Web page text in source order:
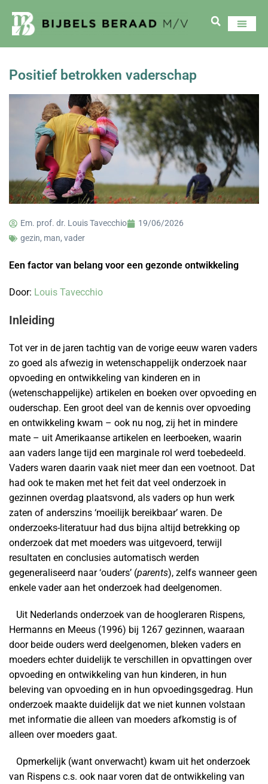
Positief betrokken vaderschap
Em. prof. dr. Louis Tavecchio
19/06/2026
gezin, man, vader
Een factor van belang voor een gezonde ontwikkeling
Door: Louis Tavecchio
Inleiding
Tot ver in de jaren tachtig van de vorige eeuw waren vaders
zo goed als afwezig in wetenschappelijk onderzoek naar
opvoeding en ontwikkeling van kinderen en in
(wetenschappelijke) artikelen en boeken over opvoeding en
ouderschap. Een groot deel van de kennis over opvoeding
en ontwikkeling kwam – ook nu nog, zij het in mindere
mate – uit Amerikaanse artikelen en leerboeken, waarin
aan vaders lange tijd een marginale rol werd toebedeeld.
Vaders waren daarin vaak niet meer dan een voetnoot. Dat
had ook te maken met het feit dat veel onderzoek in
gezinnen overdag plaatsvond, als vaders op hun werk
zaten of anderszins ‘moeilijk bereikbaar’ waren. De
onderzoeks-literatuur had dus bijna altijd betrekking op
onderzoek dat met moeders was uitgevoerd, terwijl
resultaten en conclusies automatisch werden
gegeneraliseerd naar ‘ouders’ (parents), zelfs wanneer geen
enkele vader aan het onderzoek had deelgenomen.
Uit Nederlands onderzoek van de hoogleraren Rispens,
Hermanns en Meeus (1996) bij 1267 gezinnen, waaraan
door beide ouders werd deelgenomen, bleken vaders en
moeders echter duidelijk te verschillen in opvattingen over
opvoeding en ontwikkeling van hun kinderen, in hun
beleving van opvoeding en in hun opvoedingsgedrag. Hun
onderzoek maakte duidelijk dat we niet kunnen volstaan
met informatie die alleen van moeders afkomstig is of
alleen over moeders gaat.
Opmerkelijk (want onverwacht) kwam uit het onderzoek
van Rispens c.s. ook naar voren dat de ontwikkeling van